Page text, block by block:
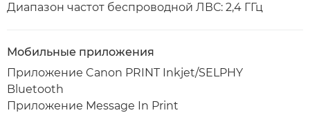
Диапазон частот беспроводной ЛВС: 2,4 ГГц
Мобильные приложения
Приложение Canon PRINT Inkjet/SELPHY
Bluetooth
Приложение Message In Print